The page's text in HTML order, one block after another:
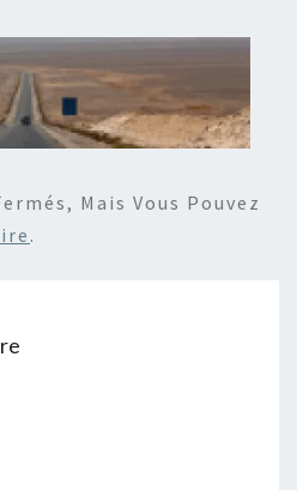
Mais Vous Pouvez
.